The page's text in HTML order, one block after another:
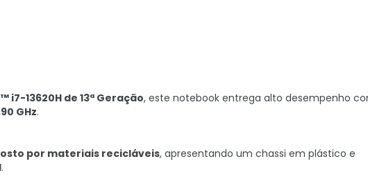
i7-13620H de 13ª Geração, este notebook entrega alto desempenho
GHz.
por materiais recicláveis, apresentando um chassi em plástico e
.